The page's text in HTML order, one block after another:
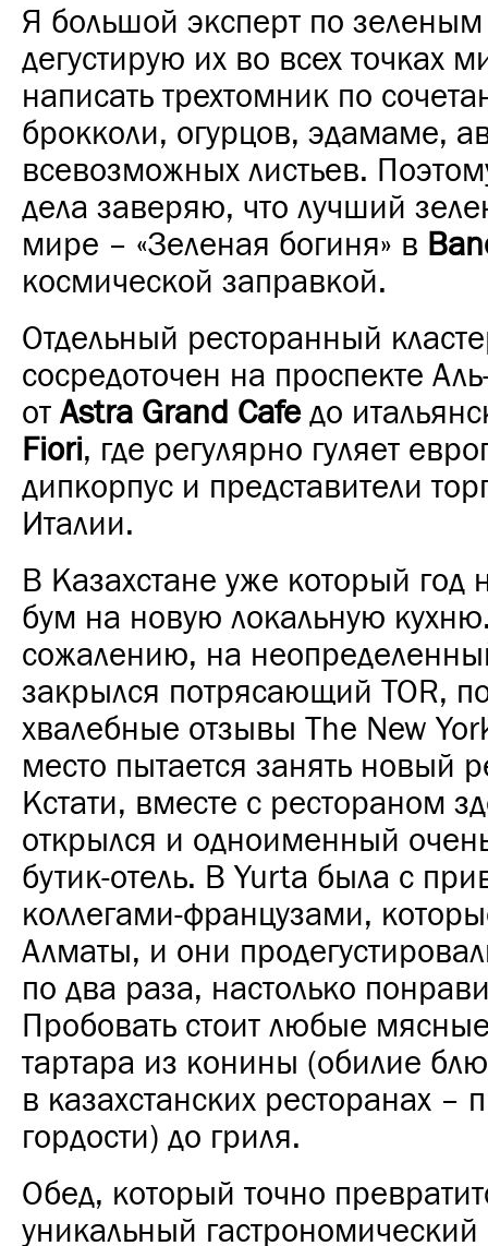
Я большой эксперт по
дегустирую их во всех точках
написать трехтомник по
брокколи, огурцов, эдамаме,
всевозможных листьев.
дела заверяю, что лучший
мире – «Зеленая богиня» в
космической заправкой.
Отдельный ресторанный
сосредоточен на проспекте
от Astra Grand Cafeдо
Fiori, где регулярно гуляет
дипкорпус и представители
Италии.
В Казахстане уже который год
бум на новую локальную
сожалению, на
закрылся потрясающий TOR,
хвалебные отзывы The New
место пытается занять новый
Кстати, вместе с рестораном
открылся и одноименный
бутик-отель. В Yurta была с
коллегами-французами,
Алматы, и они
по два раза, настолько
Пробовать стоит любые
тартара из конины (обилие
в казахстанских ресторанах –
гордости) до гриля.
Обед, который точно
уникальный гастрономический